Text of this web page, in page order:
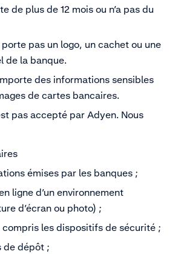
de plus de 12 mois ou n’a pas du
pas un logo, un cachet ou une
de la banque.
des informations sensibles
de cartes bancaires.
pas accepté par Adyen. Nous
émises par les banques ;
ligne d’un environnement
d’écran ou photo) ;
compris les dispositifs de sécurité ;
de dépôt ;